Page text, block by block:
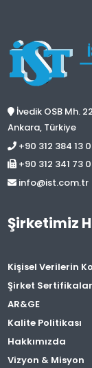
İvedik OSB Mh.
Ankara, Türkiye
+90 312 384 13
+90 312 341 73
info@ist.com.tr
Şirketimiz
Kişisel Verilerin
Şirket
AR&GE
Kalite Politikası
Hakkımızda
Vizyon & Misyon